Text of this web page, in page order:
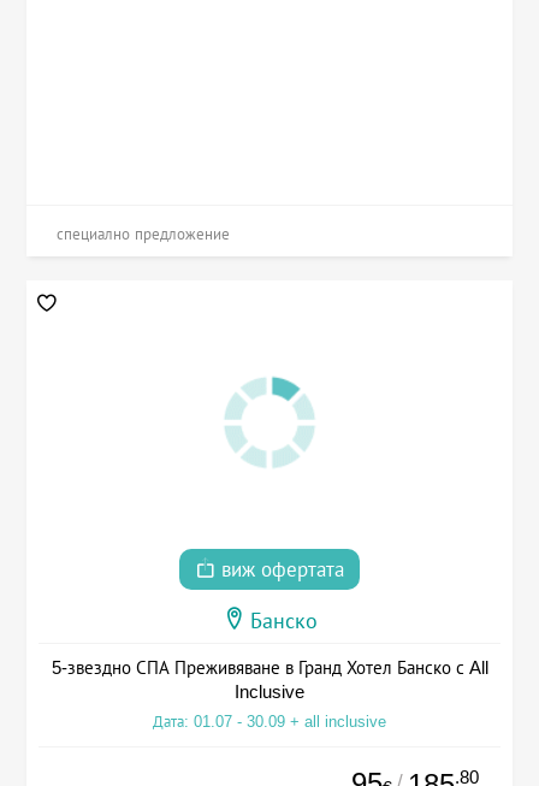
специално предложение
виж офертата
Банско
5-звездно СПА Преживяване в Гранд Хотел Банско с All
Inclusive
Дата: 01.07 - 30.09 + all inclusive
.80